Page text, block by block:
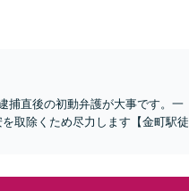
捕直後の初動弁護が大事です。一
取除くため尽力します【金町駅徒